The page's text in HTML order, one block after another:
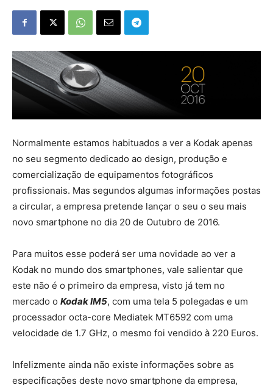
Normalmente estamos habituados a ver a Kodak apenas
no seu segmento dedicado ao design, produção e
comercialização de equipamentos fotográficos
profissionais. Mas segundos algumas informações postas
a circular, a empresa pretende lançar o seu o seu mais
novo smartphone no dia 20 de Outubro de 2016.
Para muitos esse poderá ser uma novidade ao ver a
Kodak no mundo dos smartphones, vale salientar que
este não é o primeiro da empresa, visto já tem no
mercado o Kodak IM5, com uma tela 5 polegadas e um
processador octa-core Mediatek MT6592 com uma
velocidade de 1.7 GHz, o mesmo foi vendido à 220 Euros.
Infelizmente ainda não existe informações sobre as
especificações deste novo smartphone da empresa,